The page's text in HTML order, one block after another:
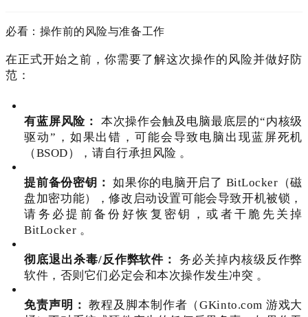
必看：操作前的风险与准备工作
在正式开始之前，你需要了解这次操作的风险并做好防
范：
有蓝屏风险：
本次操作会触及电脑最底层的“内核级
驱动”，如果出错，可能会导致电脑出现蓝屏死机
（BSOD），请自行承担风险 。
提前备份密钥： 如果你的电脑开启了 BitLocker（磁
盘加密功能），修改启动设置可能会导致开机被锁，
请务必提前备份好恢复密钥，或者干脆先关掉
BitLocker 。
彻底退出杀毒/反作弊软件：
务必关掉内核级反作弊
软件，否则它们必定会和本次操作发生冲突 。
免责声明： 教程及脚本制作者（GKinto.com 游戏大